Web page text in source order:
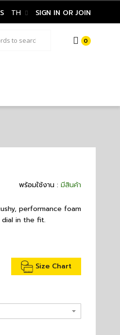
TH SIGN IN OR JOIN
0
พร้อมใช้งาน : มีสินค้า
performance foam
in the fit.
Size Chart